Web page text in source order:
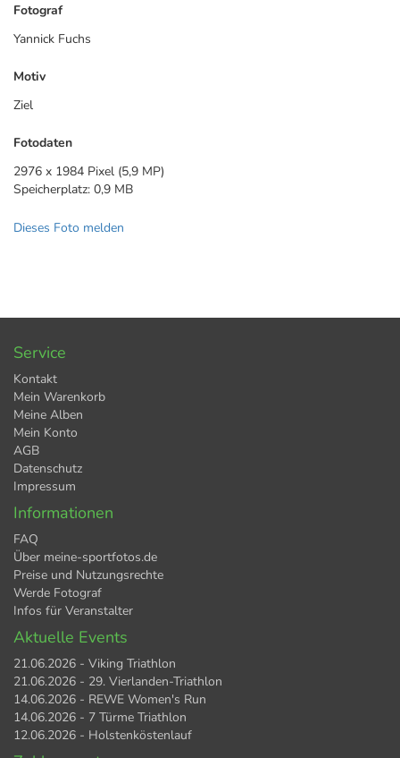
Fotograf
Yannick Fuchs
Motiv
Ziel
Fotodaten
2976 x 1984 Pixel (5,9 MP)
Speicherplatz: 0,9 MB
Dieses Foto melden
Service
Kontakt
Mein Warenkorb
Meine Alben
Mein Konto
AGB
Datenschutz
Impressum
Informationen
FAQ
Über meine-sportfotos.de
Preise und Nutzungsrechte
Werde Fotograf
Infos für Veranstalter
Aktuelle Events
21.06.2026 - Viking Triathlon
21.06.2026 - 29. Vierlanden-Triathlon
14.06.2026 - REWE Women's Run
14.06.2026 - 7 Türme Triathlon
12.06.2026 - Holstenköstenlauf